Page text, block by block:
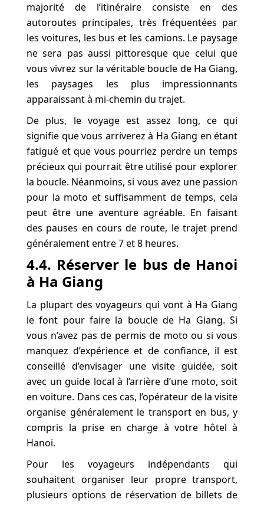
majorité de l’itinéraire consiste en des
autoroutes principales, très fréquentées par
les voitures, les bus et les camions. Le paysage
ne sera pas aussi pittoresque que celui que
vous vivrez sur la véritable boucle de Ha Giang,
les paysages les plus impressionnants
apparaissant à mi-chemin du trajet.
De plus, le voyage est assez long, ce qui
signifie que vous arriverez à Ha Giang en étant
fatigué et que vous pourriez perdre un temps
précieux qui pourrait être utilisé pour explorer
la boucle. Néanmoins, si vous avez une passion
pour la moto et suffisamment de temps, cela
peut être une aventure agréable. En faisant
des pauses en cours de route, le trajet prend
généralement entre 7 et 8 heures.
4.4. Réserver le bus de Hanoi
à Ha Giang
La plupart des voyageurs qui vont à Ha Giang
le font pour faire la boucle de Ha Giang. Si
vous n’avez pas de permis de moto ou si vous
manquez d’expérience et de confiance, il est
conseillé d’envisager une visite guidée, soit
avec un guide local à l’arrière d’une moto, soit
en voiture. Dans ces cas, l’opérateur de la visite
organise généralement le transport en bus, y
compris la prise en charge à votre hôtel à
Hanoi.
Pour les voyageurs indépendants qui
souhaitent organiser leur propre transport,
plusieurs options de réservation de billets de